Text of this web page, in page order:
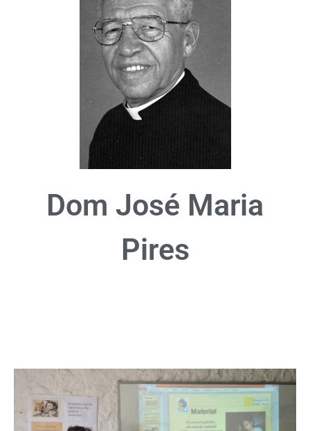
Dom José Maria
Pires